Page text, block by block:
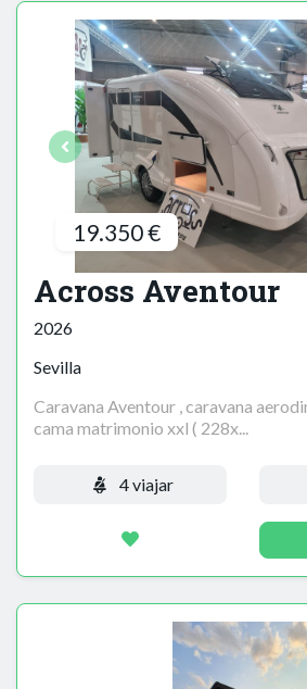
19.350 €
Across Aventour
2026
Sevilla
Caravana Aventour , caravana
cama matrimonio xxl ( 228x...
4 viajar